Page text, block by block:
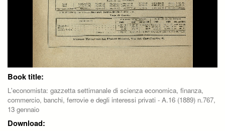
Book title:
L'economista: gazzetta settimanale di scienza economica, finanza,
commercio, banchi, ferrovie e degli interessi privati - A.16 (1889) n.767,
13 gennaio
Download: